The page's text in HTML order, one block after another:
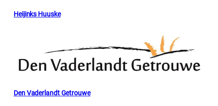
Heijinks Huuske
Den Vaderlandt Getrouwe